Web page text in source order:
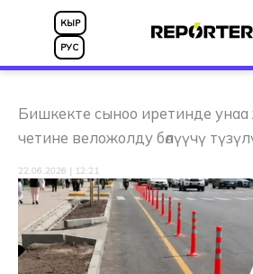
КЫР
РУС
Бишкекте сыноо иретинде
четине веложолду бөлүүчү
22.06.2026 | 12:21